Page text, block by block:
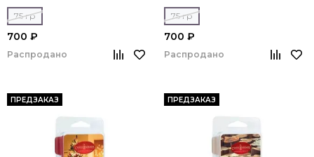
75 гр
700 ₽
Распродано
75 гр
700 ₽
Распродано
ПРЕДЗАКАЗ ПРЕДЗАКАЗ